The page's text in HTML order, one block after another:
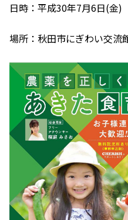
日時：平成30年7月6日(金
場所：秋田市にぎわい交流